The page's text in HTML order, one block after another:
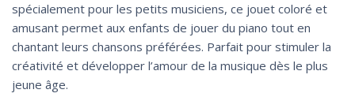
spécialement pour les petits musiciens, ce jouet coloré et
amusant permet aux enfants de jouer du piano tout en
chantant leurs chansons préférées. Parfait pour stimuler la
créativité et développer l’amour de la musique dès le plus
jeune âge.